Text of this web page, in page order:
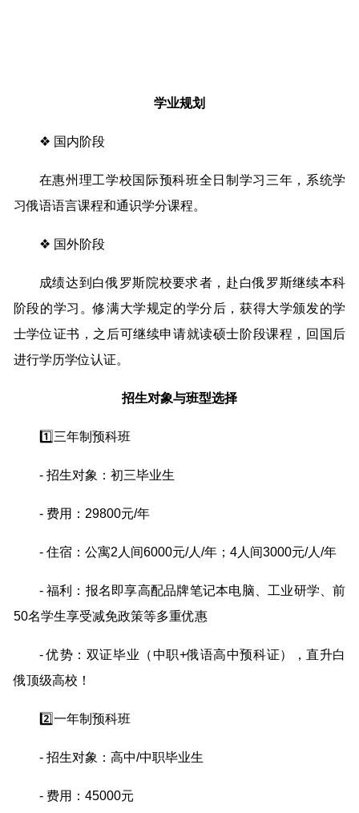
学业规划
❖ 国内阶段
在惠州理工学校国际预科班全日制学习三年，系统学
习俄语语言课程和通识学分课程。
❖ 国外阶段
成绩达到白俄罗斯院校要求者，赴白俄罗斯继续本科
阶段的学习。修满大学规定的学分后，获得大学颁发的学
士学位证书，之后可继续申请就读硕士阶段课程，回国后
进行学历学位认证。
招生对象与班型选择
1️⃣三年制预科班
- 招生对象：初三毕业生
- 费用：29800元/年
- 住宿：公寓2人间6000元/人/年；4人间3000元/人/年
- 福利：报名即享高配品牌笔记本电脑、工业研学、前
50名学生享受减免政策等多重优惠
- 优势：双证毕业（中职+俄语高中预科证），直升白
俄顶级高校！
2️⃣一年制预科班
- 招生对象：高中/中职毕业生
- 费用：45000元